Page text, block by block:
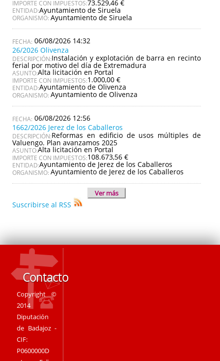
IMPORTE CON IMPUESTOS:73.529,46 €
ENTIDAD:Ayuntamiento de Siruela
ORGANISMO: Ayuntamiento de Siruela
06/08/2026 14:32
26/2026 Olivenza
DESCRIPCIÓN:Instalación y explotación de barra en recinto
ferial por motivo del día de Extremadura
ASUNTO:Alta licitación en Portal
IMPORTE CON IMPUESTOS:1.000,00 €
ENTIDAD:Ayuntamiento de Olivenza
ORGANISMO: Ayuntamiento de Olivenza
06/08/2026 12:56
1662/2026 Jerez de los Caballeros
DESCRIPCIÓN:Reformas en edificio de usos múltiples de
Valuengo. Plan avanzamos 2025
ASUNTO:Alta licitación en Portal
IMPORTE CON IMPUESTOS:108.673,56 €
ENTIDAD:Ayuntamiento de Jerez de los Caballeros
ORGANISMO: Ayuntamiento de Jerez de los Caballeros
Ver más
Suscribirse al RSS
Contacto
Copyright ©
2014
Diputación
de Badajoz -
CIF:
P0600000D